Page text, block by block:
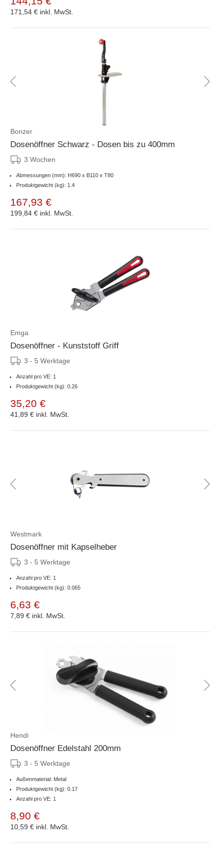
171,54 € inkl. MwSt.
Bonzer
Dosenöffner Schwarz - Dosen bis zu 400mm
3 Wochen
Abmessungen (mm): H690 x B110 x T80
Produktgewicht (kg): 1.4
167,93 €
199,84 € inkl. MwSt.
Emga
Dosenöffner - Kunststoff Griff
3 - 5 Werktage
Anzahl pro VE: 1
Produktgewicht (kg): 0.26
35,20 €
41,89 € inkl. MwSt.
Westmark
Dosenöffner mit Kapselheber
3 - 5 Werktage
Anzahl pro VE: 1
Produktgewicht (kg): 0.065
6,63 €
7,89 € inkl. MwSt.
Hendi
Dosenöffner Edelstahl 200mm
3 - 5 Werktage
Außenmaterial: Metal
Produktgewicht (kg): 0.17
Anzahl pro VE: 1
8,90 €
10,59 € inkl. MwSt.